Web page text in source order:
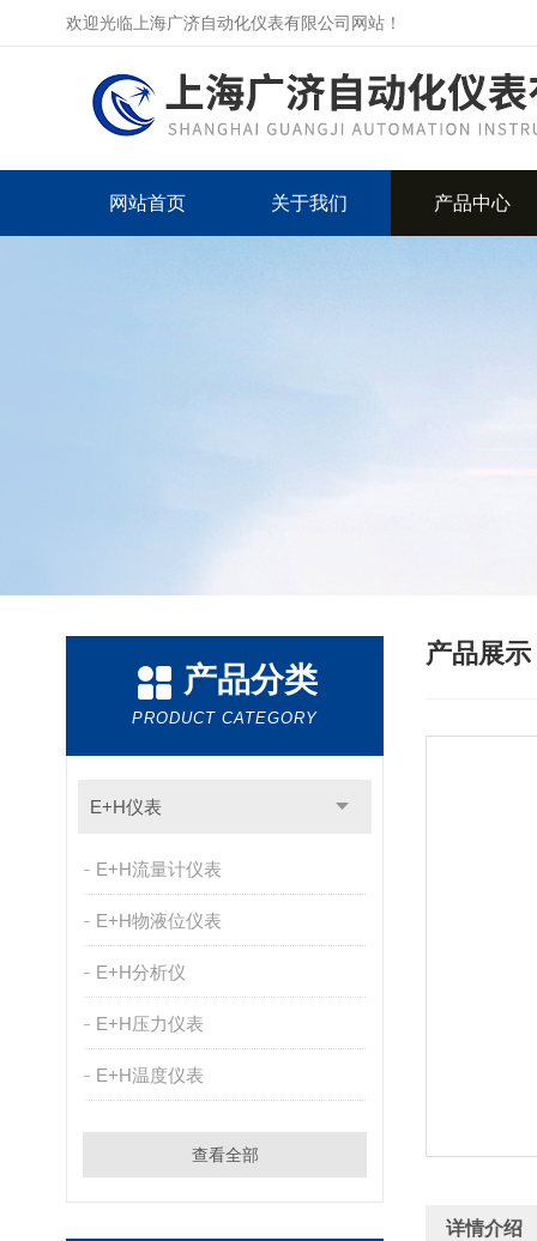
欢迎光临上海广济自动化仪表有限公司网站！
网站首页 关于我们 产品中心
产品分类
PRODUCT CATEGORY
E+H仪表
E+H流量计仪表
E+H物液位仪表
E+H分析仪
E+H压力仪表
E+H温度仪表
查看全部
产品展示
详情介绍